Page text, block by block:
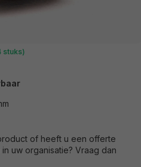
stuks)
of heeft u een offerte
uw organisatie? Vraag dan